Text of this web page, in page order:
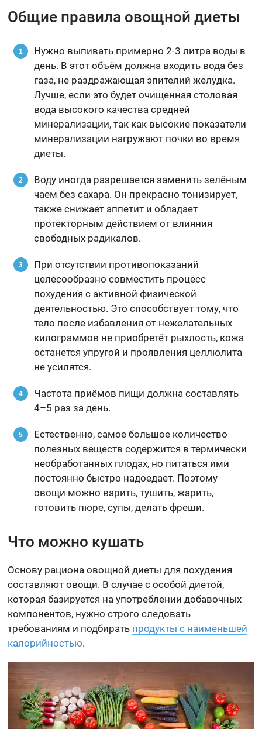
Общие правила овощной диеты
Нужно выпивать примерно 2-3 литра воды в
день. В этот объём должна входить вода без
газа, не раздражающая эпителий желудка.
Лучше, если это будет очищенная столовая
вода высокого качества средней
минерализации, так как высокие показатели
минерализации нагружают почки во время
диеты.
Воду иногда разрешается заменить зелёным
чаем без сахара. Он прекрасно тонизирует,
также снижает аппетит и обладает
протекторным действием от влияния
свободных радикалов.
При отсутствии противопоказаний
целесообразно совместить процесс
похудения с активной физической
деятельностью. Это способствует тому, что
тело после избавления от нежелательных
килограммов не приобретёт рыхлость, кожа
останется упругой и проявления целлюлита
не усилятся.
Частота приёмов пищи должна составлять
4–5 раз за день.
Естественно, самое большое количество
полезных веществ содержится в термически
необработанных плодах, но питаться ими
постоянно быстро надоедает. Поэтому
овощи можно варить, тушить, жарить,
готовить пюре, супы, делать фреши.
Что можно кушать
Основу рациона овощной диеты для похудения
составляют овощи. В случае с особой диетой,
которая базируется на употреблении добавочных
компонентов, нужно строго следовать
требованиям и подбирать продукты с наименьшей
калорийностью.